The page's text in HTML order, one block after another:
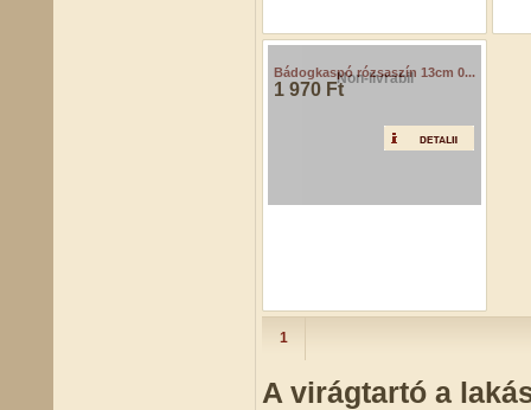
Non-livrabil
1
A virágtartó a